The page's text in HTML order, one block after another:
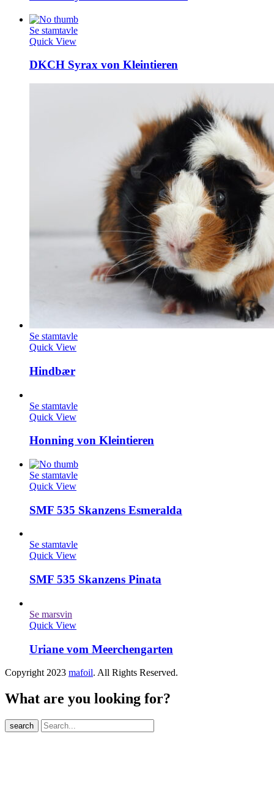
Se stamtavle
Quick View
DKCH Syrax von Kleintieren
Se stamtavle
Quick View
Hindbær
Se stamtavle
Quick View
Honning von Kleintieren
Se stamtavle
Quick View
SMF 535 Skanzens Esmeralda
Se stamtavle
Quick View
SMF 535 Skanzens Pinata
Se marsvin
Quick View
Uriane vom Meerchengarten
Copyright 2023 mafoil. All Rights Reserved.
What are you looking for?
search